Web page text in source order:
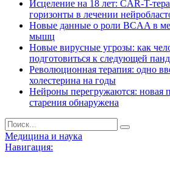
Исцеление на 18 лет: CAR-T-
горизонты в лечении
Новые данные о роли BCAA в
мышц
Новые вирусные угрозы: как
подготовиться к следующей
Революционная терапия: одно
холестерина на годы
Нейроны перегружаются: новая
старения обнаружена
Медицина и наука
Навигация: